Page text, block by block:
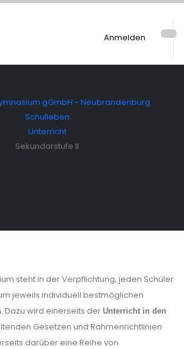
Anmelden
gGmbH - Neubrandenburg
Schulleben
Unterricht
Sekundarstufe II
steht in der Verpflichtung, jeden Schüler
jeweils individuell bestmöglichen
Dazu wird einerseits der Unterricht in den
Gesetzen und Rahmenrichtlinien
darüber eine Reihe von